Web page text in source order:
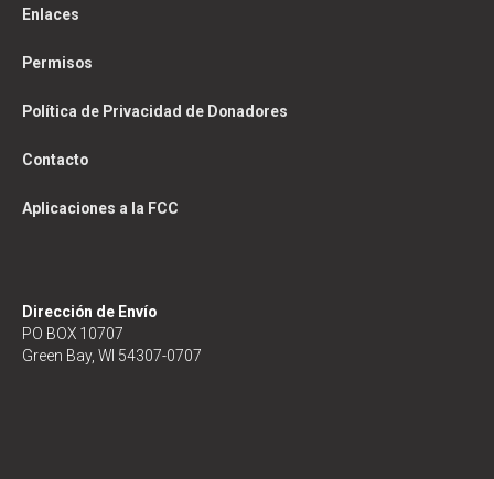
Enlaces
Permisos
Política de Privacidad de Donadores
Contacto
Aplicaciones a la FCC
Dirección de Envío
PO BOX 10707
Green Bay, WI 54307-0707